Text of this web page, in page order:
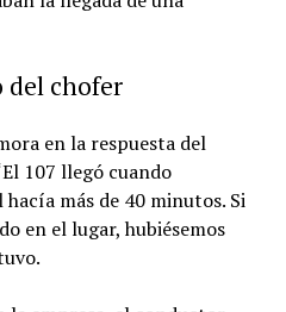
del chofer
en la respuesta del
107 llegó cuando
más de 40 minutos. Si
en el lugar, hubiésemos